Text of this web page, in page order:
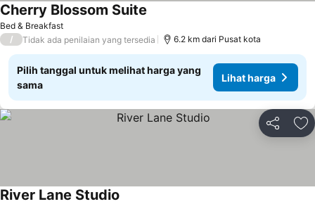
Bed & Breakfast
Cherry Blossom Suite
/ Tidak ada penilaian yang tersedia 6.2 km dari Pusat kota
Pilih tanggal untuk melihat harga yang
sama
Lihat harga
Bagikan
River Lane Studio